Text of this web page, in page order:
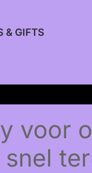
& GIFTS
voor
snel